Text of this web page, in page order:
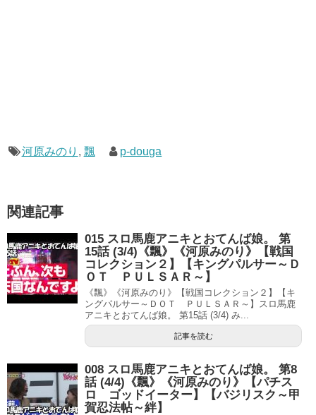
河原みのり , 飄 p-douga
関連記事
015 スロ馬鹿アニキとおてんば娘。 第
15話 (3/4)《飄》《河原みのり》【戦国
コレクション２】【キングパルサー～Ｄ
ＯＴ ＰＵＬＳＡＲ～】
《飄》《河原みのり》【戦国コレクション２】【キ
ングパルサー～ＤＯＴ ＰＵＬＳＡＲ～】スロ馬鹿
アニキとおてんば娘。 第15話 (3/4) み...
記事を読む
008 スロ馬鹿アニキとおてんば娘。 第8
話 (4/4)《飄》《河原みのり》【パチス
ロ ゴッドイーター】【バジリスク～甲
賀忍法帖～絆】